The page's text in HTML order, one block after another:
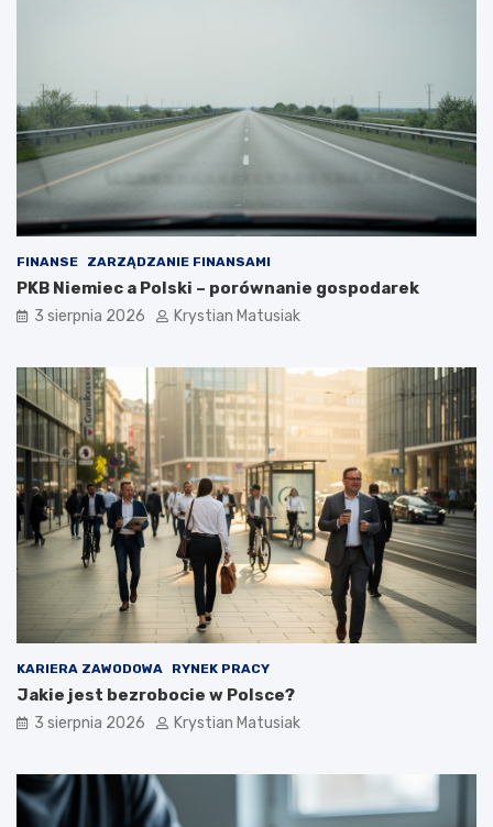
FINANSE ZARZĄDZANIE FINANSAMI
PKB Niemiec a Polski – porównanie gospodarek
3 sierpnia 2026 Krystian Matusiak
KARIERA ZAWODOWA RYNEK PRACY
Jakie jest bezrobocie w Polsce?
3 sierpnia 2026 Krystian Matusiak